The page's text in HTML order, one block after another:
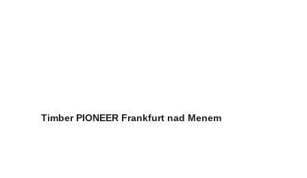
Timber PIONEER Frankfurt nad Menem